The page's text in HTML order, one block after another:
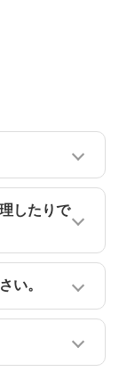
したりで
い。